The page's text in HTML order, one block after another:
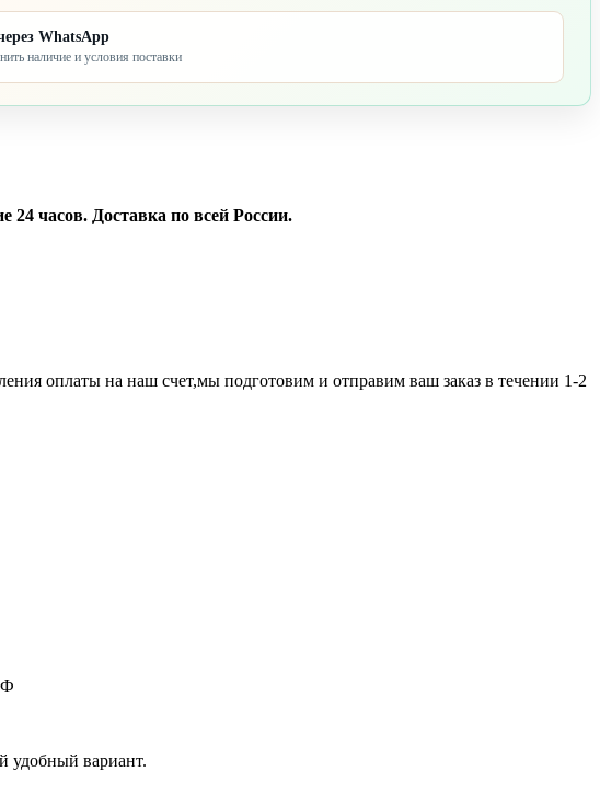
WhatsApp
наличие и условия поставки
часов. Доставка по всей России.
оплаты на наш счет,мы подготовим и отправим ваш заказ в течении 1-2
удобный вариант.